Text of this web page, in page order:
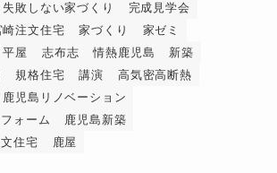
失敗しない家づくり
完成見学会
崎注文住宅 家づくり
家ゼミ
平屋 志布志 情熱鹿児島
新築
規格住宅 講演
高気密高断熱
鹿児島リノベーション
ォーム
鹿児島新築
住宅
鹿屋